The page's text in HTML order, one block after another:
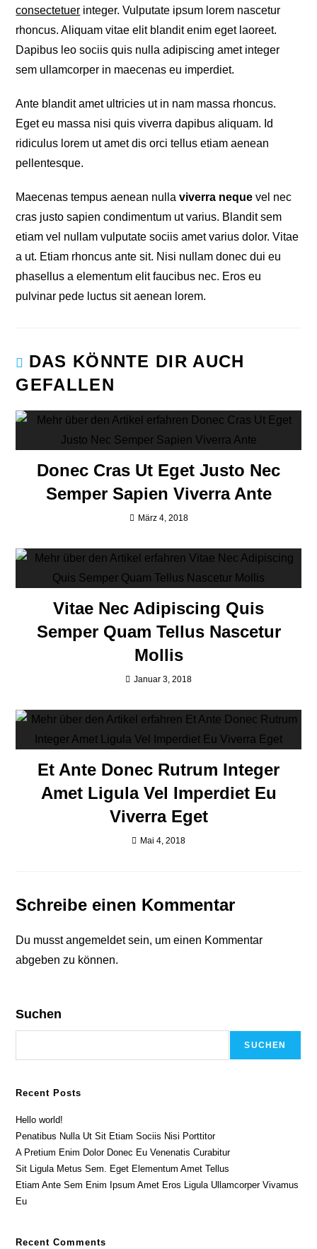
consectetuer integer. Vulputate ipsum lorem nascetur
rhoncus. Aliquam vitae elit blandit enim eget laoreet.
Dapibus leo sociis quis nulla adipiscing amet integer
sem ullamcorper in maecenas eu imperdiet.
Ante blandit amet ultricies ut in nam massa rhoncus.
Eget eu massa nisi quis viverra dapibus aliquam. Id
ridiculus lorem ut amet dis orci tellus etiam aenean
pellentesque.
Maecenas tempus aenean nullaviverra neque vel nec
cras justo sapien condimentum ut varius. Blandit sem
etiam vel nullam vulputate sociis amet varius dolor. Vitae
a ut. Etiam rhoncus ante sit. Nisi nullam donec dui eu
phasellus a elementum elit faucibus nec. Eros eu
pulvinar pede luctus sit aenean lorem.
DAS KÖNNTE DIR AUCH
GEFALLEN
Donec Cras Ut Eget Justo Nec
Semper Sapien Viverra Ante
März 4, 2018
Vitae Nec Adipiscing Quis
Semper Quam Tellus Nascetur
Mollis
Januar 3, 2018
Et Ante Donec Rutrum Integer
Amet Ligula Vel Imperdiet Eu
Viverra Eget
Mai 4, 2018
Schreibe einen Kommentar
Du musstangemeldetsein, um einen Kommentar
abgeben zu können.
Suchen
SUCHEN
Recent Posts
Hello world!
Penatibus Nulla Ut Sit Etiam Sociis Nisi Porttitor
A Pretium Enim Dolor Donec Eu Venenatis Curabitur
Sit Ligula Metus Sem. Eget Elementum Amet Tellus
Etiam Ante Sem Enim Ipsum Amet Eros Ligula Ullamcorper Vivamus
Eu
Recent Comments